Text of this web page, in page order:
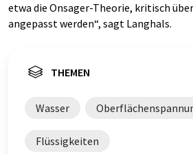
etwa die Onsager-Theorie, kritisch
angepasst werden“, sagt Langhals.
THEMEN
Wasser
Flüssigkeiten